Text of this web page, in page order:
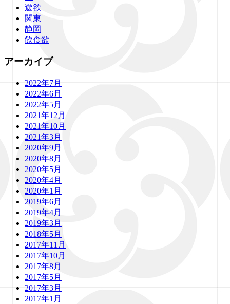
遊欲
関東
静岡
飲食欲
アーカイブ
2022年7月
2022年6月
2022年5月
2021年12月
2021年10月
2021年3月
2020年9月
2020年8月
2020年5月
2020年4月
2020年1月
2019年6月
2019年4月
2019年3月
2018年5月
2017年11月
2017年10月
2017年8月
2017年5月
2017年3月
2017年1月